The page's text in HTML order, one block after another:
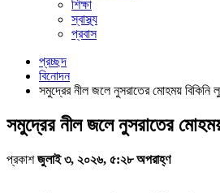
শিক্ষা
স্বাস্থ্য
প্রবাস
প্রচ্ছদ
বিনোদন
সমুদ্রের নীল জলে নুসরাতের মোহময় বিকিনি
সমুদ্রের নীল জলে নুসরাতের
প্রকাশজুলাই ৩, ২০২৬, ৫:২৮ অপরাহ্ণ